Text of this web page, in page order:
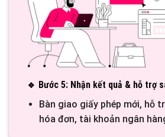
🔹 Bước 5: Nhận kết quả & hỗ trợ
Bàn giao giấy phép mới, hỗ
hóa đơn, tài khoản ngân